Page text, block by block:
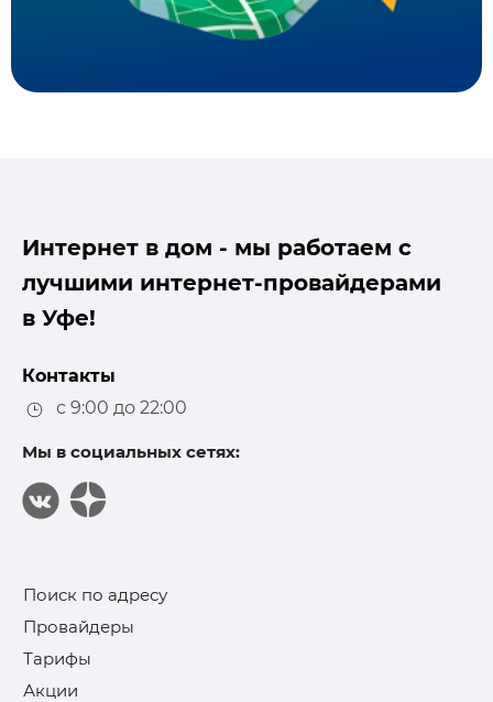
Интернет в дом - мы работаем с
лучшими интернет-провайдерами
в Уфе!
Контакты
с 9:00 до 22:00
Мы в социальных сетях:
Поиск по адресу
Провайдеры
Тарифы
Акции